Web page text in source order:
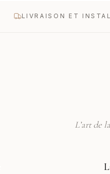
LIVRAISON ET
L’art de